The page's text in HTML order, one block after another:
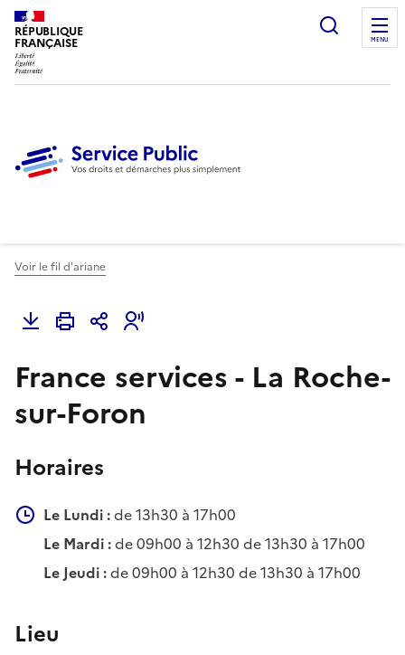
RÉPUBLIQUE
FRANÇAISE
Ouvrir
MENU
Voir le fil d'ariane
France services - La Roche-
sur-Foron
Horaires
Le Lundi :de 13h30 à 17h00
Le Mardi :de 09h00 à 12h30 de 13h30 à 17h00
Le Jeudi :de 09h00 à 12h30 de 13h30 à 17h00
Lieu